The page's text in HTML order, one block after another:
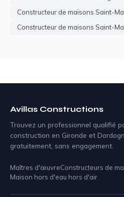
Constructeur de maisons Saint-
Constructeur de maisons Saint-
Avillas Constructions
Trouvez un professionnel qualifié
construction en Gironde et
gratuitement, sans engagement.
Maîtres d'œuvreConstructeurs de
Maison hors d'eau hors d'air